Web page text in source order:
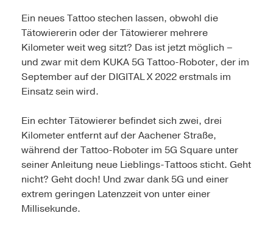
Ein neues Tattoo stechen lassen, obwohl die
Tätowiererin oder der Tätowierer mehrere
Kilometer weit weg sitzt? Das ist jetzt möglich –
und zwar mit dem KUKA 5G Tattoo-Roboter, der im
September auf der DIGITAL X 2022 erstmals im
Einsatz sein wird.
Ein echter Tätowierer befindet sich zwei, drei
Kilometer entfernt auf der Aachener Straße,
während der Tattoo-Roboter im 5G Square unter
seiner Anleitung neue Lieblings-Tattoos sticht. Geht
nicht? Geht doch! Und zwar dank 5G und einer
extrem geringen Latenzzeit von unter einer
Millisekunde.